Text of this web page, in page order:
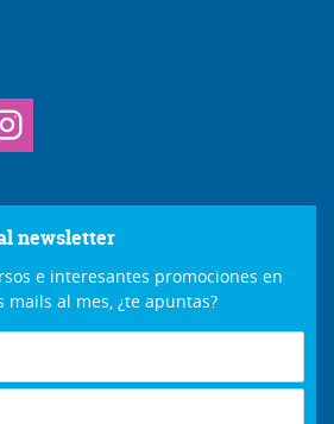
newsletter
e interesantes promociones en
mails al mes, ¿te apuntas?